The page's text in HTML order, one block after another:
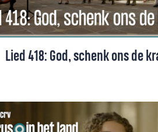
Lied 418: God, schenk ons de
een projectkoor o.l.v. Hanna
inspirerend lied over eenheid,
zegen, dat ons herinnert aan de